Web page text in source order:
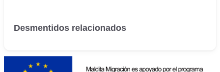
Desmentidos relacionados